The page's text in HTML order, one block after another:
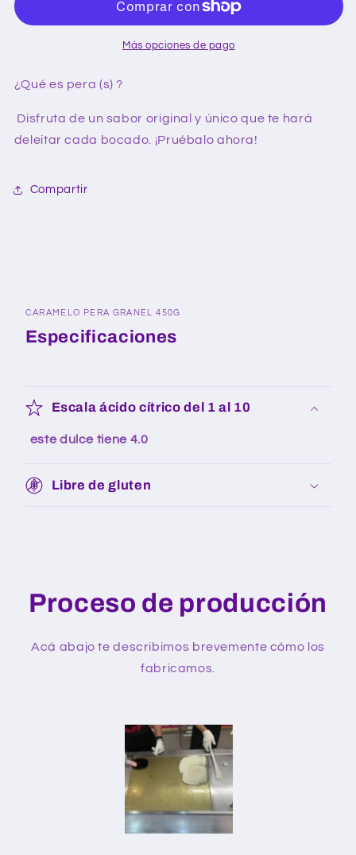
450g
Más opciones de pago
¿Qué es pera (s) ?
Disfruta de un sabor original y único que te hará
deleitar cada bocado. ¡Pruébalo ahora!
Compartir
CARAMELO PERA GRANEL 450G
Especificaciones
Escala ácido cítrico del 1 al 10
este dulce tiene 4.0
Libre de gluten
Proceso de producción
Acá abajo te describimos brevemente cómo los
fabricamos.